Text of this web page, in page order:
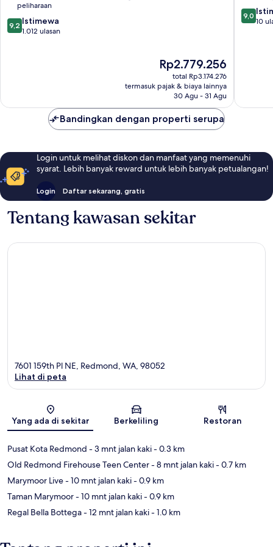
Redmond
Tenggara
peliharaan
9.2
dari
9,2 Istimewa
1.012 ulasan
Harga
sekarang
Rp2.779.256
Rp2.779.256
total Rp3.174.276
termasuk pajak & biaya lainnya
30 Agu - 31 Agu
Pusat
9.0
dari
9,0
10
Bandingkan dengan properti serupa
Login untuk melihat diskon dan manfaat yang memenuhi
syarat. Lebih banyak reward untuk lebih banyak petualangan!
Login Daftar sekarang, gratis
Tentang kawasan sekitar
Peta
7601 159th Pl NE, Redmond, WA, 98052
Lihat di peta
Yang ada di sekitar Berkeliling Restoran
Pusat Kota Redmond - 3 mnt jalan kaki- 0.3 km
Old Redmond Firehouse Teen Center- 8 mnt jalan kaki- 0.7 km
Marymoor Live- 10 mnt jalan kaki- 0.9 km
Taman Marymoor- 10 mnt jalan kaki- 0.9 km
Regal Bella Bottega- 12 mnt jalan kaki- 1.0 km